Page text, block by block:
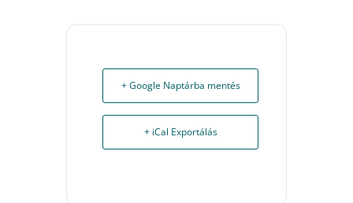
+ Google Naptárba mentés
+ iCal Exportálás